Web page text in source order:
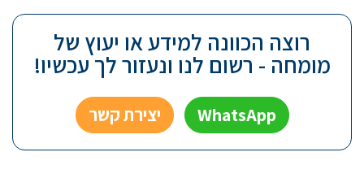
רוצה הכוונה למידע או יעוץ של
מומחה - רשום לנו ונעזור לך עכשיו!
WhatsApp יצירת קשר